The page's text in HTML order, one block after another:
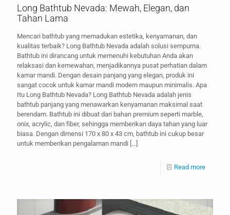
Long Bathtub Nevada: Mewah, Elegan, dan
Tahan Lama
Mencari bathtub yang memadukan estetika, kenyamanan, dan
kualitas terbaik? Long Bathtub Nevada adalah solusi sempurna.
Bathtub ini dirancang untuk memenuhi kebutuhan Anda akan
relaksasi dan kemewahan, menjadikannya pusat perhatian dalam
kamar mandi. Dengan desain panjang yang elegan, produk ini
sangat cocok untuk kamar mandi modern maupun minimalis. Apa
Itu Long Bathtub Nevada? Long Bathtub Nevada adalah jenis
bathtub panjang yang menawarkan kenyamanan maksimal saat
berendam. Bathtub ini dibuat dari bahan premium seperti marble,
onix, acrylic, dan fiber, sehingga memberikan daya tahan yang luar
biasa. Dengan dimensi 170 x 80 x 43 cm, bathtub ini cukup besar
untuk memberikan pengalaman mandi […]
Read more